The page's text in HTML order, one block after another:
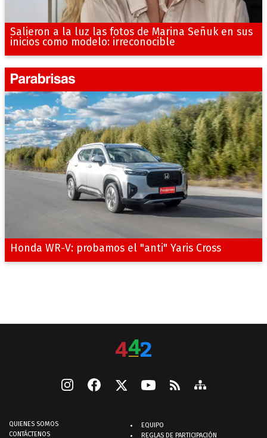
Salieron a la luz las fotos de Marina Señuk en sus
inicios como modelo: irreconocible
Honda WR-V: probamos el "anti" Yaris Cross
QUIENES SOMOS
CONTÁCTENOS
EQUIPO
REGLAS DE PARTICIPACIÓN